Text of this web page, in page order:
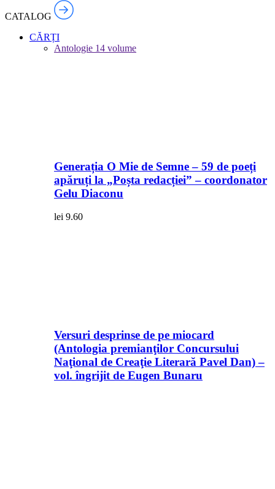
CATALOG
CĂRȚI
Antologie 14 volume
Generația O Mie de Semne – 59 de poeți
apăruți la „Poșta redacției” – coordonator
Gelu Diaconu
lei 9.60
Versuri desprinse de pe miocard
(Antologia premianţilor Concursului
Naţional de Creaţie Literară Pavel Dan) –
vol. îngrijit de Eugen Bunaru